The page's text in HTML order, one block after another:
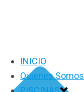
INICIO
Quienes Somos